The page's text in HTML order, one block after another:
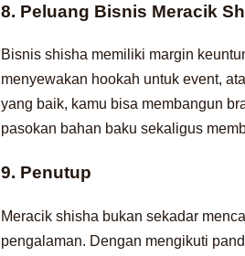
8. Peluang Bisnis Meracik
Bisnis shisha memiliki margin
menyewakan hookah untuk event,
yang baik, kamu bisa membangun
pasokan bahan baku sekaligus
9. Penutup
Meracik shisha bukan sekadar
pengalaman. Dengan mengikuti